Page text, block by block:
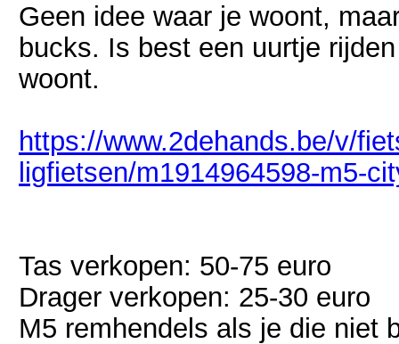
Geen idee waar je woont,
bucks. Is best een uurtje
woont.
https://www.2dehands.be/v/
ligfietsen/m1914964598-m5-
Tas verkopen: 50-75 euro
Drager verkopen: 25-30 euro
M5 remhendels als je die niet